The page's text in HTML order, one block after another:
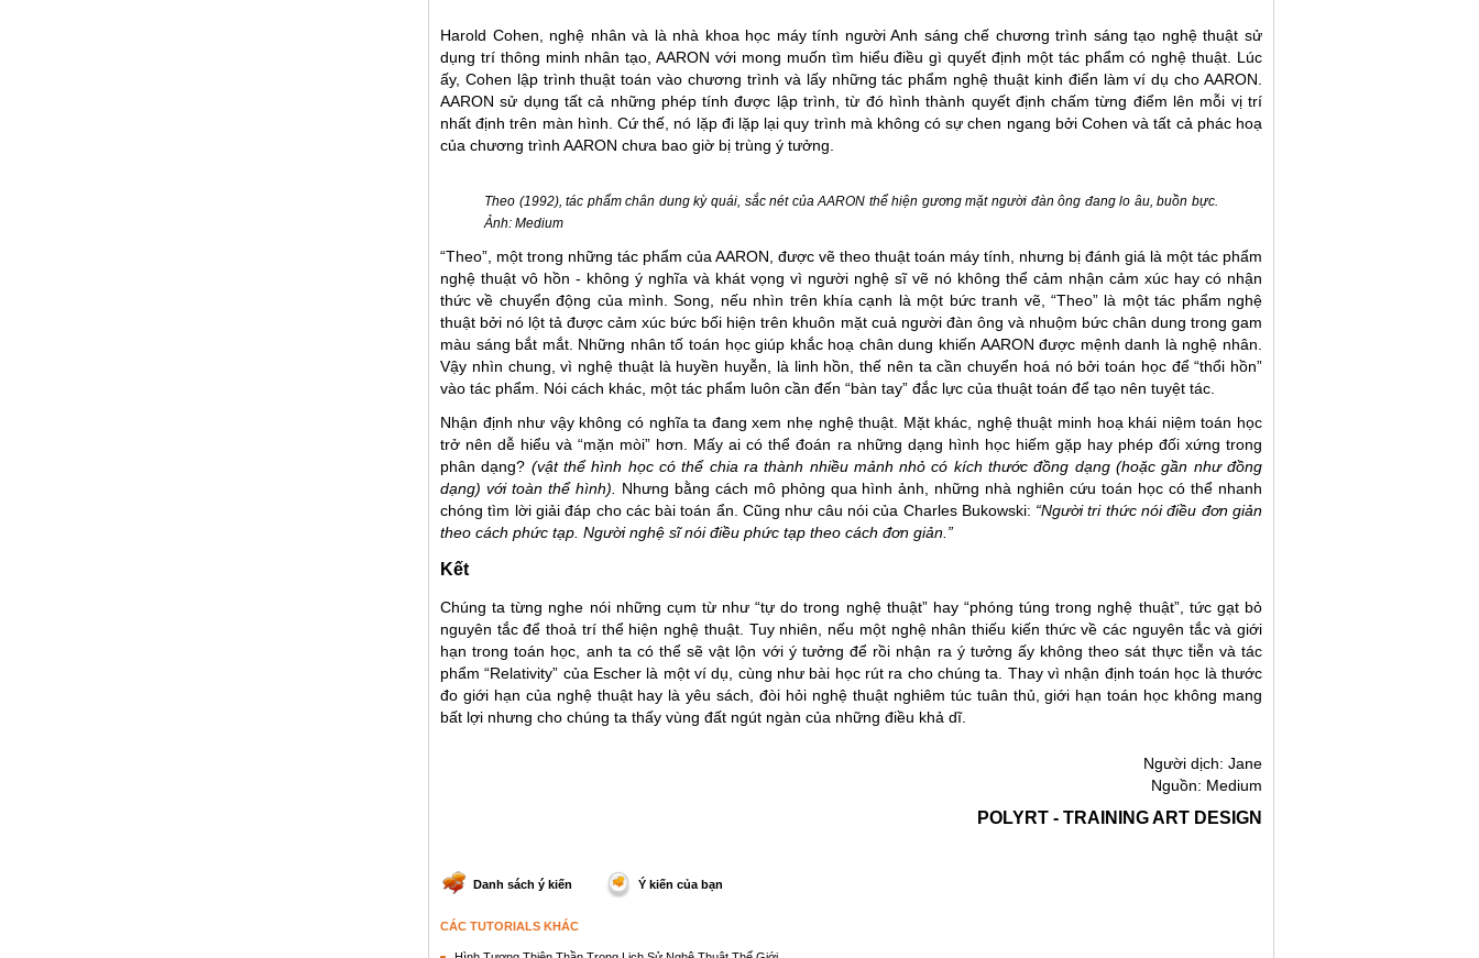
Harold Cohen, nghệ nhân và là nhà khoa học máy tính người Anh sáng chế chương trình sáng tạo nghệ thuật sử
dụng trí thông minh nhân tạo, AARON với mong muốn tìm hiểu điều gì quyết định một tác phẩm có nghệ thuật. Lúc
ấy, Cohen lập trình thuật toán vào chương trình và lấy những tác phẩm nghệ thuật kinh điển làm ví dụ cho AARON.
AARON sử dụng tất cả những phép tính được lập trình, từ đó hình thành quyết định chấm từng điểm lên mỗi vị trí
nhất định trên màn hình. Cứ thế, nó lặp đi lặp lại quy trình mà không có sự chen ngang bởi Cohen và tất cả phác hoạ
của chương trình AARON chưa bao giờ bị trùng ý tưởng.
Theo (1992), tác phẩm chân dung kỳ quái, sắc nét của AARON thể hiện gương mặt người đàn ông đang lo âu, buồn bực.
Ảnh: Medium
“Theo”, một trong những tác phẩm của AARON, được vẽ theo thuật toán máy tính, nhưng bị đánh giá là một tác phẩm
nghệ thuật vô hồn - không ý nghĩa và khát vọng vì người nghệ sĩ vẽ nó không thể cảm nhận cảm xúc hay có nhận
thức về chuyển động của mình. Song, nếu nhìn trên khía cạnh là một bức tranh vẽ, “Theo” là một tác phẩm nghệ
thuật bởi nó lột tả được cảm xúc bức bối hiện trên khuôn mặt cuả người đàn ông và nhuộm bức chân dung trong gam
màu sáng bắt mắt. Những nhân tố toán học giúp khắc hoạ chân dung khiến AARON được mệnh danh là nghệ nhân.
Vậy nhìn chung, vì nghệ thuật là huyền huyễn, là linh hồn, thế nên ta cần chuyển hoá nó bởi toán học để “thổi hồn”
vào tác phẩm. Nói cách khác, một tác phẩm luôn cần đến “bàn tay” đắc lực của thuật toán để tạo nên tuyệt tác.
Nhận định như vậy không có nghĩa ta đang xem nhẹ nghệ thuật. Mặt khác, nghệ thuật minh hoạ khái niệm toán học
trở nên dễ hiểu và “mặn mòi” hơn. Mấy ai có thể đoán ra những dạng hình học hiếm gặp hay phép đối xứng trong
phân dạng? (vật thể hình học có thể chia ra thành nhiều mảnh nhỏ có kích thước đồng dạng (hoặc gần như đồng
dạng) với toàn thể hình).
Nhưng bằng cách mô phỏng qua hình ảnh, những nhà nghiên cứu toán học có thể nhanh
chóng tìm lời giải đáp cho các bài toán ẩn. Cũng như câu nói của Charles Bukowski: “Người tri thức nói điều đơn giản
theo cách phức tạp. Người nghệ sĩ nói điều phức tạp theo cách đơn giản.”
Kết
Chúng ta từng nghe nói những cụm từ như “tự do trong nghệ thuật” hay “phóng túng trong nghệ thuật”, tức gạt bỏ
nguyên tắc để thoả trí thể hiện nghệ thuật. Tuy nhiên, nếu một nghệ nhân thiếu kiến thức về các nguyên tắc và giới
hạn trong toán học, anh ta có thể sẽ vật lộn với ý tưởng để rồi nhận ra ý tưởng ấy không theo sát thực tiễn và tác
phẩm “Relativity” của Escher là một ví dụ, cùng như bài học rút ra cho chúng ta. Thay vì nhận định toán học là thước
đo giới hạn của nghệ thuật hay là yêu sách, đòi hỏi nghệ thuật nghiêm túc tuân thủ, giới hạn toán học không mang
bất lợi nhưng cho chúng ta thấy vùng đất ngút ngàn của những điều khả dĩ.
Người dịch: Jane
Nguồn: Medium
POLYRT - TRAINING ART DESIGN
Danh sách ý kiến Ý kiến của bạn
CÁC TUTORIALS KHÁC